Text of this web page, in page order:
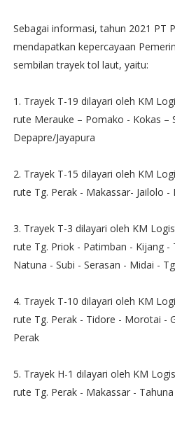
Sebagai informasi, tahun 2021 PT
mendapatkan kepercayaan
sembilan trayek tol laut, yaitu:
1. Trayek T-19 dilayari oleh KM
rute Merauke – Pomako - Kokas –
Depapre/Jayapura
2. Trayek T-15 dilayari oleh KM
rute Tg. Perak - Makassar- Jailolo -
3. Trayek T-3 dilayari oleh KM
rute Tg. Priok - Patimban - Kijang -
Natuna - Subi - Serasan - Midai -
4. Trayek T-10 dilayari oleh KM
rute Tg. Perak - Tidore - Morotai -
Perak
5. Trayek H-1 dilayari oleh KM
rute Tg. Perak - Makassar -